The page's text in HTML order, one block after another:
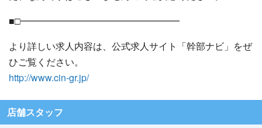
■□━━━━━━━━━━━━━━━━━
より詳しい求人内容は、公式求人サイト「幹部ナビ」をぜ
ひご覧ください。
http://www.cin-gr.jp/
店舗スタッフ